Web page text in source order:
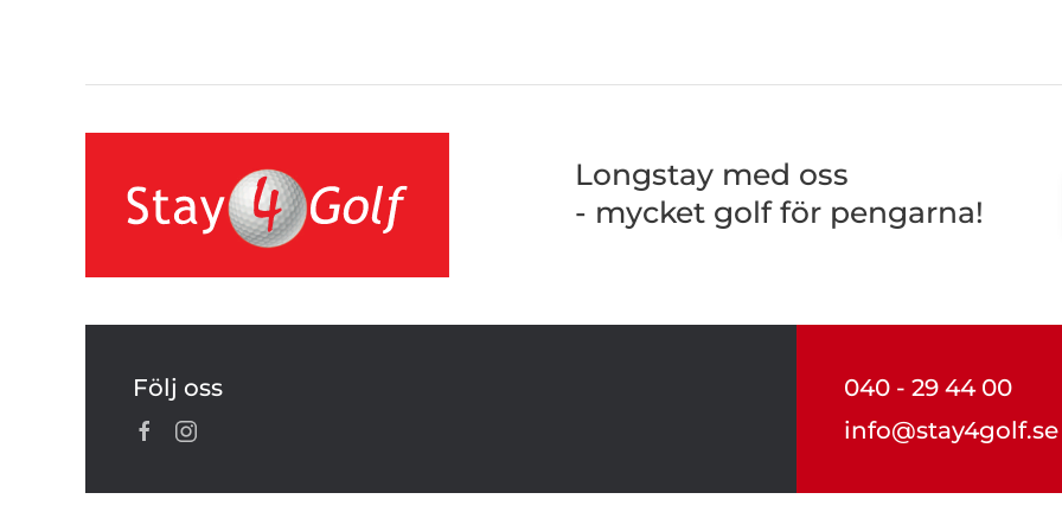
Longstay med oss
- mycket golf för pengarna!
Följ oss
040 - 29 44 00
info@stay4golf.se